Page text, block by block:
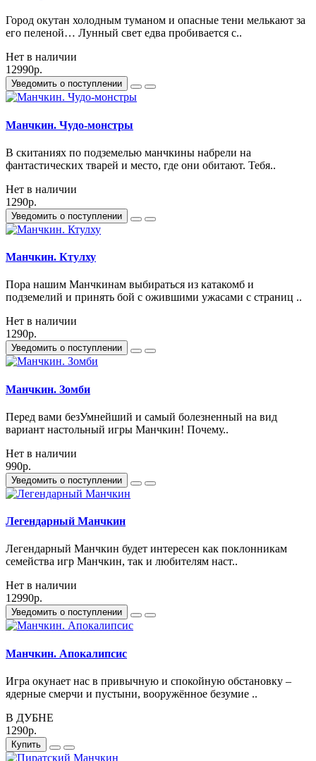
Город окутан холодным туманом и опасные тени мелькают за
его пеленой… Лунный свет едва пробивается с..
Нет в наличии
12990р.
Уведомить о поступлении
Манчкин. Чудо-монстры
В скитаниях по подземелью манчкины набрели на
фантастических тварей и место, где они обитают. Тебя..
Нет в наличии
1290р.
Уведомить о поступлении
Манчкин. Ктулху
Пора нашим Манчкинам выбираться из катакомб и
подземелий и принять бой с ожившими ужасами с страниц ..
Нет в наличии
1290р.
Уведомить о поступлении
Манчкин. Зомби
Перед вами безУмнейший и самый болезненный на вид
вариант настольный игры Манчкин! Почему..
Нет в наличии
990р.
Уведомить о поступлении
Легендарный Манчкин
Легендарный Манчкин будет интересен как поклонникам
семейства игр Манчкин, так и любителям наст..
Нет в наличии
12990р.
Уведомить о поступлении
Манчкин. Апокалипсис
Игра окунает нас в привычную и спокойную обстановку –
ядерные смерчи и пустыни, вооружённое безумие ..
В ДУБНЕ
1290р.
Купить